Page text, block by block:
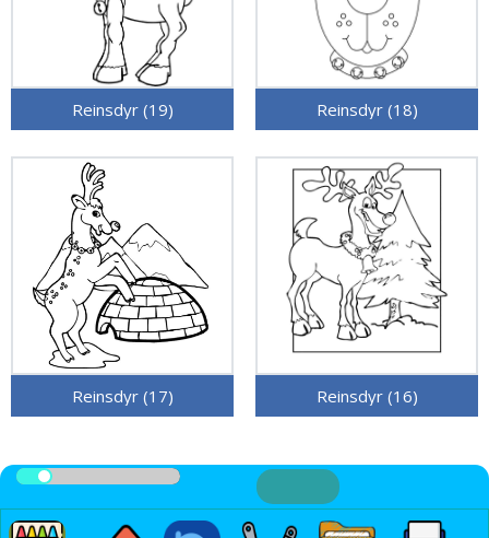
Reinsdyr (19) Reinsdyr (18)
Reinsdyr (17) Reinsdyr (16)